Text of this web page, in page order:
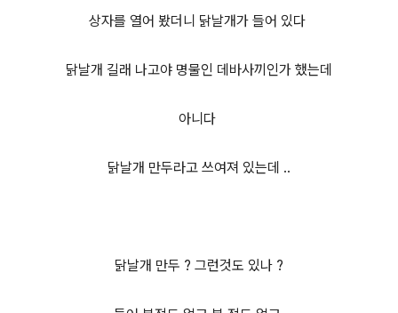
상자를 열어 봤더니 닭날개가 들어 있다
닭날개 길래 나고야 명물인 데바사끼인가 했는데
아니다
닭날개 만두라고 쓰여져 있는데 ..
닭날개 만두 ? 그런것도 있나 ?